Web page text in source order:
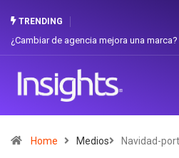
TRENDING
de agencia mejora una marca? La
Home Medios Navidad-